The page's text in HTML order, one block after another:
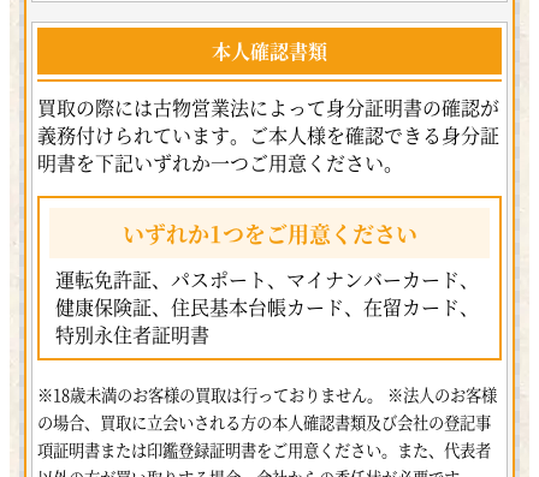
本人確認書類
買取の際には古物営業法によって身分証明書の確認が
義務付けられています。ご本人様を確認できる身分証
明書を下記いずれか一つご用意ください。
いずれか1つをご用意ください
運転免許証、パスポート、マイナンバーカード、
健康保険証、住民基本台帳カード、在留カード、
特別永住者証明書
※18歳未満のお客様の買取は行っておりません。
※法人のお客様
の場合、買取に立会いされる方の本人確認書類及び会社の登記事
項証明書または印鑑登録証明書をご用意ください。また、代表者